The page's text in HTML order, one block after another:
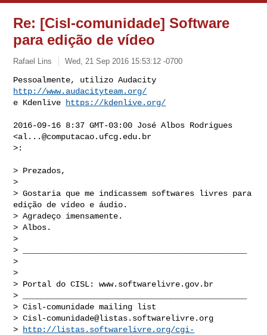
Re: [Cisl-comunidade] Software
para edição de vídeo
Rafael Lins Wed, 21 Sep 2016 15:53:12 -0700
http://www.audacityteam.org/
e Kdenlive
https://kdenlive.org/
2016-09-16 8:37 GMT-03:00 José Albos Rodrigues
<al...@computacao.ufcg.edu.br
>:
> Prezados,
>
> Gostaria que me indicassem softwares livres para
edição de vídeo e áudio.
> Agradeço imensamente.
> Albos.
>
> _______________________________________________
>
>
> Portal do CISL: www.softwarelivre.gov.br
> _______________________________________________
> Cisl-comunidade mailing list
> Cisl-comunidade@listas.softwarelivre.org
>
http://listas.softwarelivre.org/cgi-